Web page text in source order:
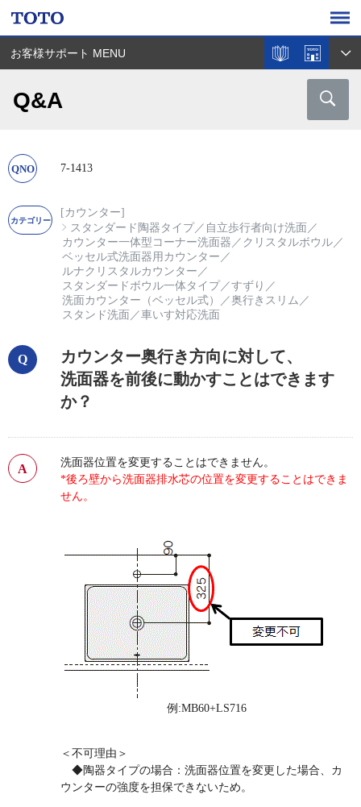
お客様サポート MENU
Q&A
7-1413
[カウンター]
スタンダード陶器タイプ／ 自立歩行者向け洗面 ／
カウンター一体型コーナー洗面器 ／ クリスタルボウル／
ベッセル式洗面器用カウンター ／
ルナクリスタルカウンター ／
スタンダードボウル一体タイプ／すずり ／
洗面カウンター（ベッセル式）
／奥行きスリム ／
スタンド洗面 ／車いす対応洗面
カウンター奥行き方向に対して、
洗面器を前後に動かすことはできます
か？
洗面器位置を変更することはできません。
*後ろ壁から洗面器排水芯の位置を変更することはできま
せん。
例:MB60+LS716
＜不可理由＞
◆陶器タイプの場合：洗面器位置を変更した場合、カ
ウンターの強度を担保できないため。